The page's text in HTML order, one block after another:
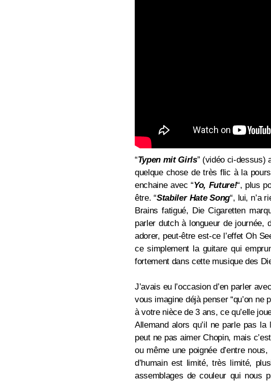
“Typen mit Girls” (vidéo ci-dessus)
quelque chose de très flic à la
enchaine avec“Yo, Future!“, plus
être.“Stabiler Hate Song“, lui, n’a
Brains fatigué, Die Cigaretten
parler dutch à longueur de journée,
adorer, peut-être est-ce l’effet Oh
ce simplement la guitare qui
fortement dans cette musique des
J’avais eu l’occasion d’en parler
vous imagine déjà penser “qu’on
à votre nièce de 3 ans, ce qu’elle
Allemand alors qu’il ne parle pas
peut ne pas aimer Chopin, mais
ou même une poignée d’entre
d’humain est limité, très limité,
assemblages de couleur qui nous